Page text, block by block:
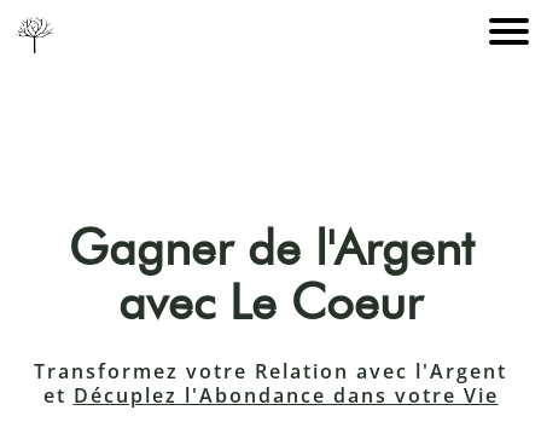
Gagner de l'Argent
avec Le Coeur
Transformez votre Relation avec l'Argent
et Décuplez l'Abondance dans votre Vie